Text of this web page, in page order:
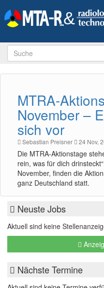
MTRA-
November –
sich vor
Sebastian Preisner 24 Nov,
Die MTRA-Aktionstage
rein, was für dich
November, finden die
ganz Deutschland statt.
Neuste Jobs
Aktuell sind keine
Nächste Termine